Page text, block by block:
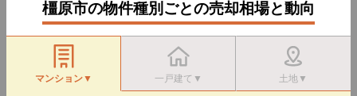
橿原市の物件種別ごとの売却相場と動向
マンション▼ 一戸建て▼ 土地▼